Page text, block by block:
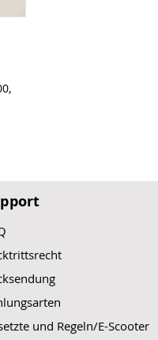
und Regeln/E-Scooter